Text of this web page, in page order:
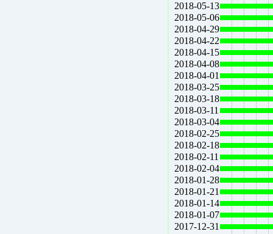
2018-05-13
2018-05-06
2018-04-29
2018-04-22
2018-04-15
2018-04-08
2018-04-01
2018-03-25
2018-03-18
2018-03-11
2018-03-04
2018-02-25
2018-02-18
2018-02-11
2018-02-04
2018-01-28
2018-01-21
2018-01-14
2018-01-07
2017-12-31